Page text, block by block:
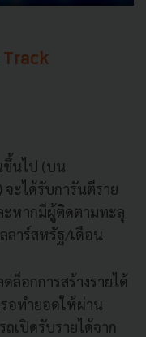
Track
ขึ้นไป (บน
จะได้รับการันตีราย
ะหากมีผู้ติดตามทะลุ
ลาร์สหรัฐ/เดือน
ล็อกการสร้างรายได้
อทำยอดให้ผ่าน
เปิดรับรายได้จาก